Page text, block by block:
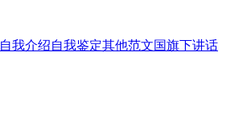
自我介绍自我鉴定其他范文国旗下讲话